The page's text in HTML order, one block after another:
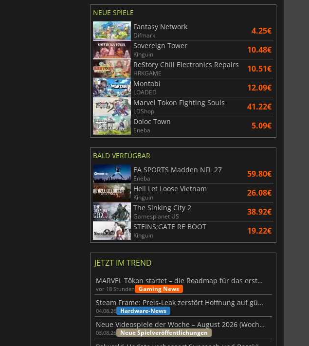
NEUE SPIELE
Fantasy Network
Difmark 4.25€
Sovereign Tower
Kinguin 10.48€
ReStory Chill Electronics Repairs
HRKGAME 10.51€
Montabi
LOADED 12.09€
Marvel Tokon Fighting Souls
LDShop 41.22€
Doloc Town
Eneba 5.09€
BALD VERFÜGBAR
EA SPORTS Madden NFL 27
Eneba 59.80€
Hell Let Loose Vietnam
Kinguin 26.08€
The Sinking City 2
Gamesplanet US 38.92€
STEINS;GATE RE BOOT
Kinguin 19.22€
JETZT IM TREND
MARVEL Tōkon startet – die Roadmap für das erste Jahr wurde vorgestellt
vor 18 Stunden Gaming News
Steam Frame: Preis-Leak zerstört Hoffnung auf günstiges VR-Headset
04.08.26 Hardware-News
Neue Videospiele der Woche – August 2026 (Woche 32)
03.08.26 Neue Spielveröffentlichungen